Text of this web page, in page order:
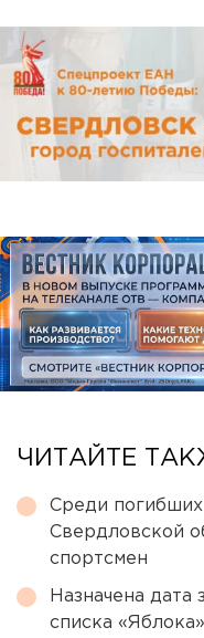
ЧИТАЙТЕ
Среди
Свердловской
спортсмен
Назначена дата
списка